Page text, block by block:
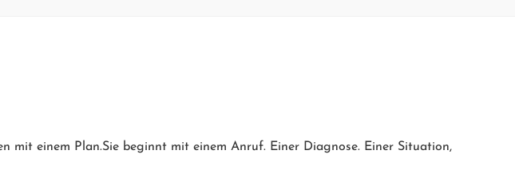
mit einem Plan.Sie beginnt mit einem Anruf. Einer Diagnose. Einer Situation,